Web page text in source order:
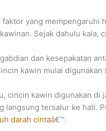
faktor yang mempengaruhi
Sejak dahulu kala,
dan kesepakatan
kawin mulai
cincin kawin digunakan
langsung tersalur ke hati.
darah cintaâ€™.